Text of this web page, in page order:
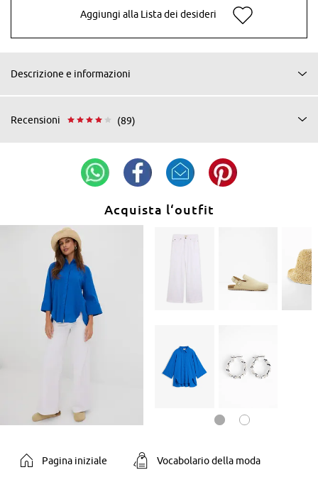
Aggiungi alla Lista dei desideri
Descrizione e informazioni
Recensioni (89)
Acquista l‘outfit
Pagina iniziale Vocabolario della moda